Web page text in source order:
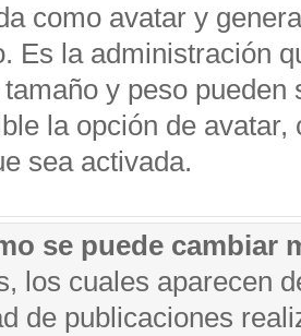
como avatar y
Es la administración
y peso
la opción de
sea activada.
se puede cambiar
los cuales aparecen
de publicaciones